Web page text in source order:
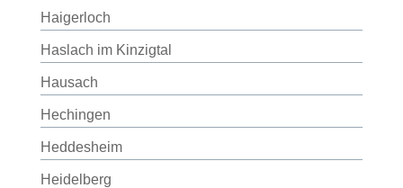
Haigerloch
Haslach im Kinzigtal
Hausach
Hechingen
Heddesheim
Heidelberg